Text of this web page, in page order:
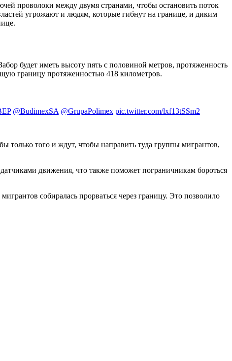
проволоки между двумя странами, чтобы остановить поток
угрожают и людям, которые гибнут на границе, и диким
будет иметь высоту пять с половиной метров, протяженность
границу протяженностью 418 километров.
@BudimexSA @GrupaPolimex pic.twitter.com/lxf13tSSm2
только того и ждут, чтобы направить туда группы мигрантов,
движения, что также поможет пограничникам бороться
собиралась прорваться через границу. Это позволило